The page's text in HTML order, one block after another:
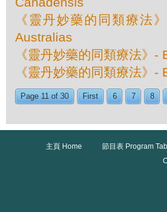
《靈丹妙藥的同類療法
Australias
《靈丹妙藥的同類療法》
《靈丹妙藥的同類療法》
Page 11 of 30 First 6 7 8
主頁 Home 節目表 Program